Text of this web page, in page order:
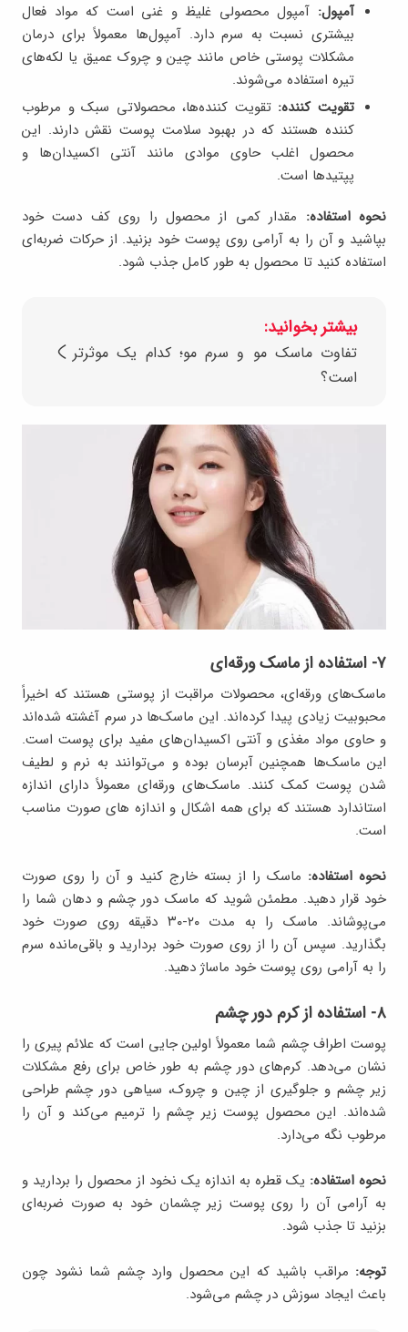
آمپول: آمپول محصولی غلیظ و غنی است که مواد فعال
بیشتری نسبت به سرم دارد. آمپول‌ها معمولاً برای درمان
مشکلات پوستی خاص مانند چین و چروک عمیق یا لکه‌های
تیره استفاده می‌شوند.
تقویت کننده: تقویت کننده‌ها، محصولاتی سبک و مرطوب
کننده هستند که در بهبود سلامت پوست نقش دارند. این
محصول اغلب حاوی موادی مانند آنتی اکسیدان‌ها و
پپتیدها است.
نحوه‌ استفاده: مقدار کمی از محصول را روی کف دست خود
بپاشید و آن را به آرامی روی پوست خود بزنید. از حرکات ضربه‌ای
استفاده کنید تا محصول به طور کامل جذب شود.
بیشتر بخوانید:
تفاوت ماسک مو و سرم مو؛ کدام یک موثرتر
است؟
۷- استفاده از ماسک ورقه‌ای
ماسک‌های ورقه‌ای، محصولات مراقبت از پوستی هستند که اخیراً
محبوبیت زیادی پیدا کرده‌اند. این ماسک‌ها در سرم آغشته شده‌اند
و حاوی مواد مغذی و آنتی اکسیدان‌های مفید برای پوست است.
این ماسک‌ها همچنین آبرسان بوده و می‌توانند به نرم و لطیف
شدن پوست کمک کنند. ماسک‌های ورقه‌ای معمولاً دارای اندازه
استاندارد هستند که برای همه اشکال و اندازه های صورت مناسب
است.
نحوه استفاده: ماسک را از بسته خارج کنید و آن را روی صورت
خود قرار دهید. مطمئن شوید که ماسک دور چشم و دهان شما را
می‌پوشاند. ماسک را به مدت ۲۰-۳۰ دقیقه روی صورت خود
بگذارید. سپس آن را از روی صورت خود بردارید و باقی‌مانده سرم
را به آرامی روی پوست خود ماساژ دهید.
۸- استفاده از کرم دور چشم
پوست اطراف چشم شما معمولاً اولین جایی است که علائم پیری را
نشان می‌دهد. کرم‌های دور چشم به طور خاص برای رفع مشکلات
زیر چشم و جلوگیری از چین و چروک، سیاهی دور چشم طراحی
شده‌اند. این محصول پوست زیر چشم را ترمیم می‌کند و آن را
مرطوب نگه می‌دارد.
نحوه استفاده: یک قطره به اندازه یک نخود از محصول را بردارید و
به آرامی آن را روی پوست زیر چشمان خود به صورت ضربه‌ای
بزنید تا جذب شود.
توجه: مراقب باشید که این محصول وارد چشم شما نشود چون
باعث ایجاد سوزش در چشم می‌شود.